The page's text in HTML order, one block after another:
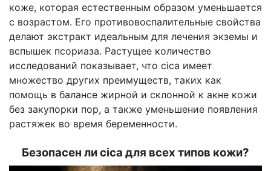
коже, которая естественным образом уменьшается
с возрастом. Его противовоспалительные свойства
делают экстракт идеальным для лечения экземы и
вспышек псориаза. Растущее количество
исследований показывает, что cica имеет
множество других преимуществ, таких как
помощь в балансе жирной и склонной к акне кожи
без закупорки пор, а также уменьшение появления
растяжек во время беременности.
Безопасен ли cica для всех типов кожи?